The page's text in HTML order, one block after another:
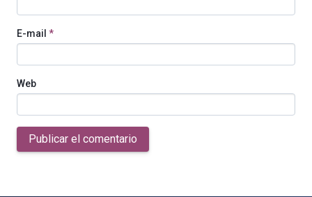
E-mail *
Web
Publicar el comentario